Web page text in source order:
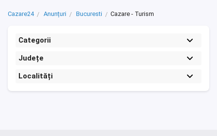
Cazare24 Anunțuri Bucuresti Cazare - Turism
Categorii
Județe
Localități